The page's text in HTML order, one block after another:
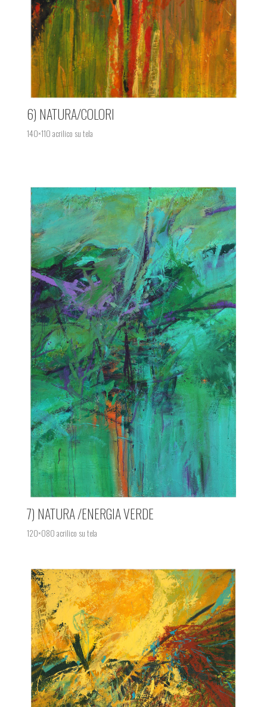
6) NATURA/COLORI
140×110 acrilico su tela
7) NATURA /ENERGIA VERDE
120×080 acrilico su tela